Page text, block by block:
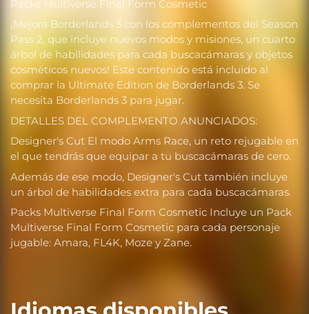
Packs Multiverse Final Form Cosmetic
¡Mejora Borderlands 3 con los complementos del Season
Pass 2, que incluye nuevos modos y misiones, un cuarto
árbol de habilidades para cada buscacámaras y objetos
cosméticos nuevos! Este contenido está incluido al
comprar la Ultimate Edition de Borderlands 3. Se
necesita Borderlands 3 para jugar.
DETALLES DEL COMPLEMENTO ANUNCIADOS:
Designer's Cut El modo Arms Race, un reto rejugable en
el que tendrás que equipar a tu buscacámaras de cero.
Además de ese modo, Designer's Cut también incluye
un árbol de habilidades extra para cada buscacámaras.
Packs Multiverse Final Form Cosmetic Incluye un Pack
Multiverse Final Form Cosmetic para cada personaje
jugable: Amara, FL4K, Moze y Zane.